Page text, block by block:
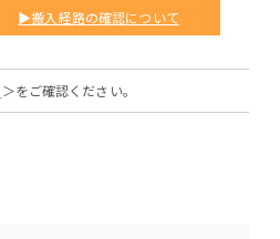
▶搬入経路の確認について
＞をご確認ください。